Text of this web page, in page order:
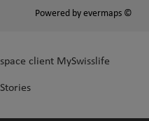
Powered by evermaps ©
client MySwisslife